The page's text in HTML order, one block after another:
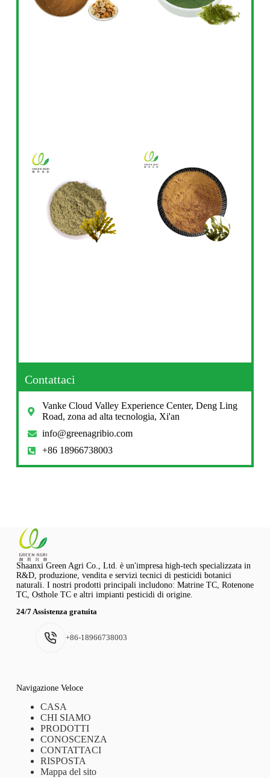
Contattaci
Vanke Cloud Valley Experience Center, Deng Ling
Road, zona ad alta tecnologia, Xi'an
info@greenagribio.com
+86 18966738003
Shaanxi Green Agri Co., Ltd. è un'impresa high-tech specializzata in
R&D, produzione, vendita e servizi tecnici di pesticidi botanici
naturali. I nostri prodotti principali includono: Matrine TC, Rotenone
TC, Osthole TC e altri impianti pesticidi di origine.
24/7 Assistenza gratuita
+86-18966738003
Navigazione Veloce
CASA
CHI SIAMO
PRODOTTI
CONOSCENZA
CONTATTACI
RISPOSTA
Mappa del sito